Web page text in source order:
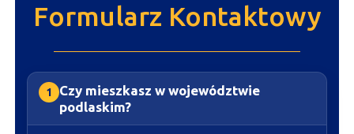
Formularz Kontaktowy
1
Czy mieszkasz w województwie
podlaskim?